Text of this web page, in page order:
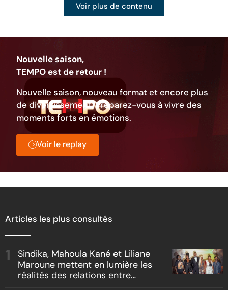
Voir plus de contenu
Nouvelle saison,
TEMPO est de retour !
Nouvelle saison, nouveau format et encore plus
de divertissement. Préparez-vous à vivre des
moments forts en émotions.
Voir le replay
Articles les plus consultés
Sindika, Mahoula Kané et Liliane
Maroune mettent en lumière les
réalités des relations entre